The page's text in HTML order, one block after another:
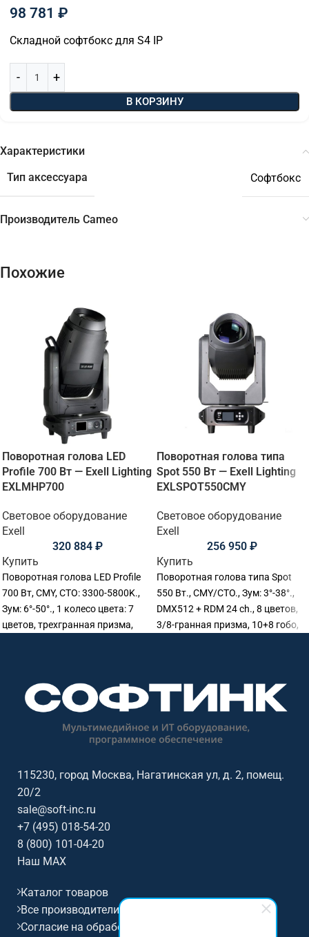
98 781 ₽
Складной софтбокс для S4 IP
В КОРЗИНУ
Характеристики
Тип аксессуара
Софтбокс
Производитель Cameo
Похожие
Поворотная голова LED
Profile 700 Вт — Exell Lighting
EXLMHP700
Световое оборудование
Exell
320 884 ₽
Купить
Поворотная голова LED Profile
700 Вт, CMY, CTO: 3300-5800K.,
Зум: 6°-50°., 1 колесо цвета: 7
цветов, трехгранная призма,
Поворотная голова типа
Spot 550 Вт — Exell Lighting
EXLSPOT550CMY
Световое оборудование
Exell
256 950 ₽
Купить
Поворотная голова типа Spot
550 Вт., CMY/CTO., Зум: 3°-38°.,
DMX512 + RDM 24 ch., 8 цветов,
3/8-гранная призма, 10+8 гобо,
115230, город Москва, Нагатинская ул, д. 2, помещ.
20/2
sale@soft-inc.ru
+7 (495) 018-54-20
8 (800) 101-04-20
Наш MAX
Каталог товаров
Все производители
Согласие на обработку персональных данных